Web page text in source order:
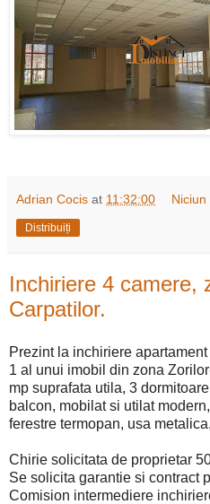
Adrian Cocis at 11:32:00
Distribuiți
Inchiriere 4 camere,
Carpatilor.
Prezint la inchiriere
1 al unui imobil din zona
mp suprafata utila, 3
balcon, mobilat si utilat
ferestre termopan, usa
Chirie solicitata de proprietar
Se solicita garantie si contract
Comision intermediere